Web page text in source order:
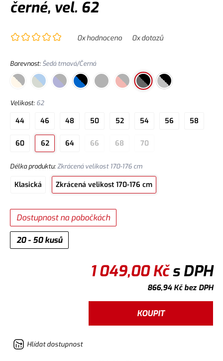
černé, vel. 62
0x hodnoceno 0x dotazů
Barevnost: Šedá tmavá/Černá
Velikost: 62
44 46 48 50 52 54 56 58
60 62 64 66 68 70
Délka produktu:Zkrácená velikost 170-176 cm
Klasická Zkrácená velikost 170-176 cm
20 - 50 kusů
Dostupnost na pobočkách
1 049,00Kčs DPH
866,94Kčbez DPH
KOUPIT
Hlídat dostupnost